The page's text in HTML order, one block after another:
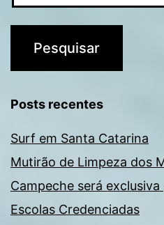
Posts recentes
Surf em Santa Catarina
Mutirão de Limpeza dos
Campeche será
Escolas Credenciadas